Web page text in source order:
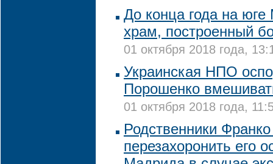
До конца года на
храм, построенный
01 октября 2018 года,
Украинская НПО
Порошенко
01 октября 2018 года,
Родственники
перезахоронить его